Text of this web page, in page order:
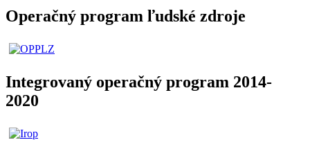
Operačný program ľudské zdroje
Integrovaný operačný program 2014-
2020